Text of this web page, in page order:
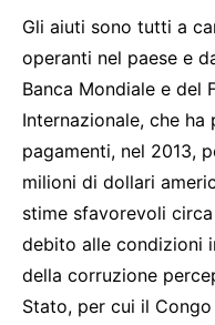
Gli aiuti sono tutti a
operanti nel paese e
Banca Mondiale e del
Internazionale, che
pagamenti, nel 2013,
milioni di dollari
stime sfavorevoli
debito alle condizioni
della corruzione
Stato, per cui il